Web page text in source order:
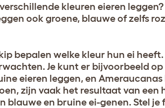
kleuren eieren
ook groene, blauwe of zelfs
bepalen welke kleur hun ei
Je kunt er bijvoorbeeld
eieren leggen, en
zijn vaak het resultaat van
blauwe en bruine ei-genen. Stel